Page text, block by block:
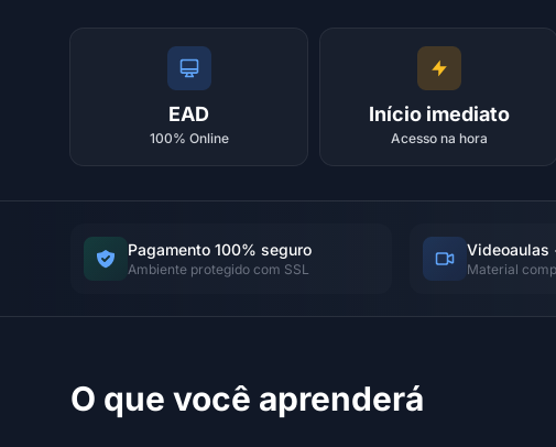
EAD
100% Online
Início imediato
Acesso na hora
Pagamento 100% seguro
Ambiente protegido com SSL
Videoaulas
Material
O que você aprenderá